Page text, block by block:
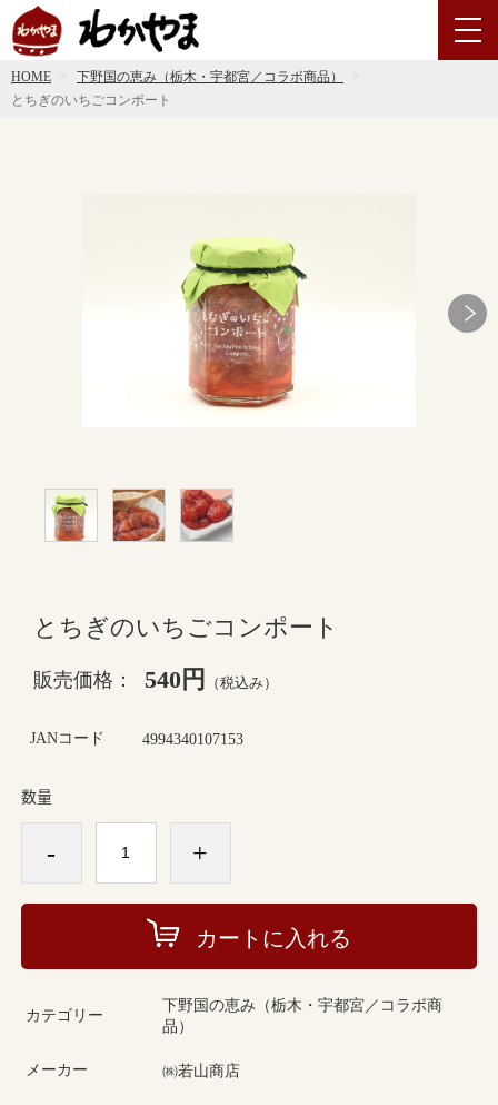
HOME
下野国の恵み（栃木・宇都宮／コラボ商品）
とちぎのいちごコンポート
とちぎのいちごコンポート
販売価格： 540円 （税込み）
JANコード 4994340107153
数量
- +
カートに入れる
カテゴリー
下野国の恵み（栃木・宇都宮／コラボ商
品）
メーカー ㈱若山商店